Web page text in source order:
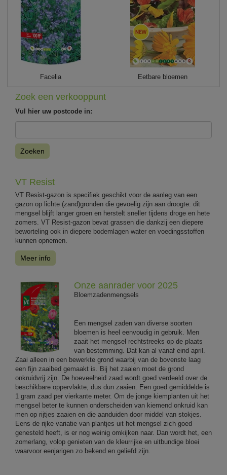
Facelia Eetbare bloemen
Zoek een verkooppunt
Vul hier uw postcode in:
Zoeken
VT Resist
VT Resist-gazon is specifiek geschikt voor de aanleg van een
gazon op lichte (zand)gronden die gevoelig zijn aan droogte: dit
mengsel blijft langer groen en herstelt sneller tijdens droge en hete
zomers. VT Resist-gazon bevat grassen die dankzij een diepere
beworteling ook in diepere bodemlagen water en voedingsstoffen
kunnen opnemen.
Meer info
Onze aanrader voor 2025
Bloemzadenmengsels
Een mengsel zaden van diverse soorten
bloemen is heel eenvoudig in gebruik. Men
zaait het mengsel rechtstreeks op de plaats
van bestemming. Dat kan al vanaf eind april.
Zaai alleen in een bewerkte grond waarbij van de bovenste laag
een fijn zaaibed gemaakt is. Bij het zaaien moet de grond
onkruidvrij zijn. De hoeveelheid zaad wordt goed verdeeld over de
beschikbare oppervlakte, dus dun zaaien. Een goed gemiddelde is
1 gram zaad per vierkante meter. Om de jonge kiemplanten uit het
mengsel beter te kunnen onderscheiden van kiemend onkruid kan
men op rijtjes zaaien en die aanduiden door middel van stokjes.
Eens de rijke variatie van plantjes uit het mengsel zich goed
genesteld heeft, is er nog weinig omkijken naar. Dan wordt het, een
zomerlang, volop genieten van de kleurrijke en uitbundige bloei
waarvoor eenjarigen zo bekend en geliefd zijn.